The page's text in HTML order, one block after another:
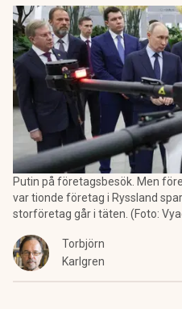
Putin på företagsbesök. Men
var tionde företag i Ryssland
storföretag går i täten. (Foto:
Torbjörn
Karlgren